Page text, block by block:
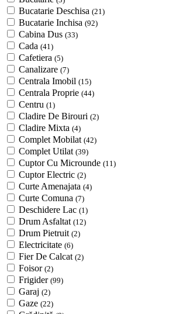
Bucatarie Deschisa (21)
Bucatarie Inchisa (92)
Cabina Dus (33)
Cada (41)
Cafetiera (5)
Canalizare (7)
Centrala Imobil (15)
Centrala Proprie (44)
Centru (1)
Cladire De Birouri (2)
Cladire Mixta (4)
Complet Mobilat (42)
Complet Utilat (39)
Cuptor Cu Microunde (11)
Cuptor Electric (2)
Curte Amenajata (4)
Curte Comuna (7)
Deschidere Lac (1)
Drum Asfaltat (12)
Drum Pietruit (2)
Electricitate (6)
Fier De Calcat (2)
Foisor (2)
Frigider (99)
Garaj (2)
Gaze (22)